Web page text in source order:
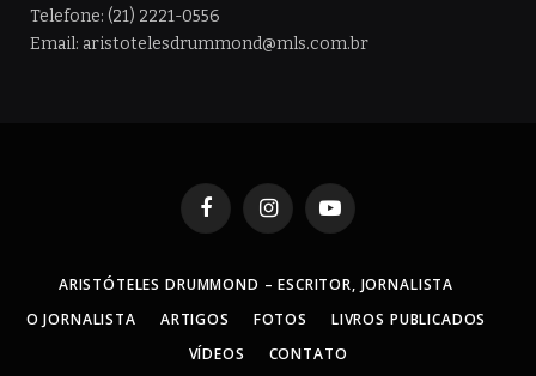
Telefone: (21) 2221-0556
Email: aristotelesdrummond@mls.com.br
FacebookInstagramYouTube
ARISTÓTELES DRUMMOND – ESCRITOR, JORNALISTA
O JORNALISTA
ARTIGOS FOTOS
LIVROS PUBLICADOS
VÍDEOS
CONTATO